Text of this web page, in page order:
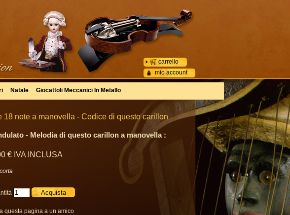
mio account
carrello
Natale Giocattoli Meccanici In Metallo
note a manovella - Codice di questo carillon
- Melodia di questo carillon a manovella :
€ IVA INCLUSA
questa pagina a un amico